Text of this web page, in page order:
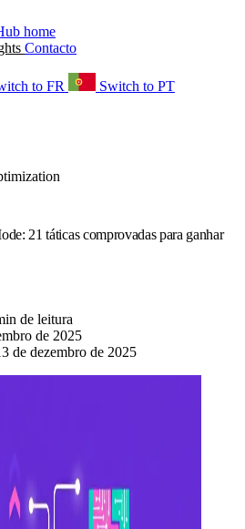
home
Contacto
to FR Switch to PT
21 táticas comprovadas para ganhar
de leitura
de 2025
de dezembro de 2025